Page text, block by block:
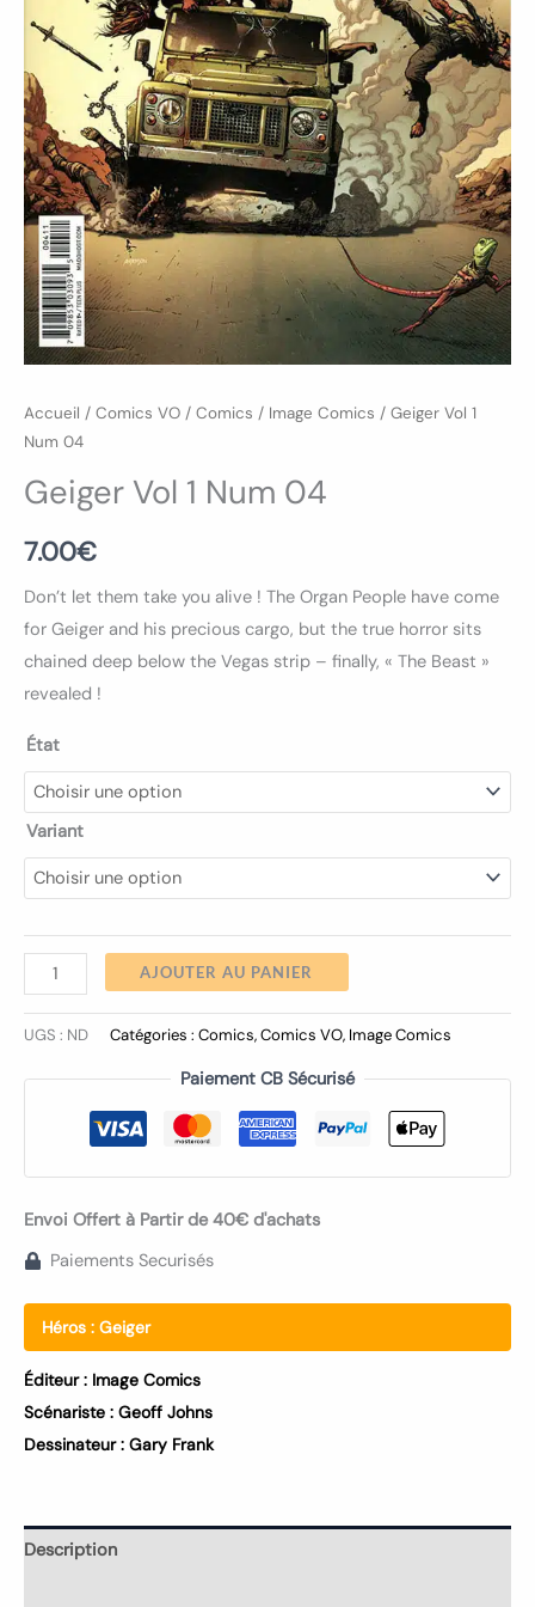
Accueil / Comics VO / Comics / Image Comics / Geiger Vol 1
Num 04
Geiger Vol 1 Num 04
7.00€
Don’t let them take you alive ! The Organ People have come
for Geiger and his precious cargo, but the true horror sits
chained deep below the Vegas strip – finally, « The Beast »
revealed !
État
Variant
AJOUTER AU PANIER
UGS : ND Catégories : Comics,Comics VO, Image Comics
Paiement CB Sécurisé
Envoi Offert à Partir de 40€ d'achats
Paiements Securisés
Héros : Geiger
Éditeur : Image Comics
Scénariste : Geoff Johns
Dessinateur : Gary Frank
Description